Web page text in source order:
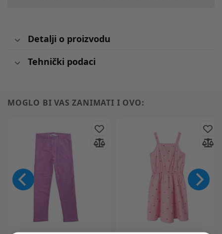
Detalji o proizvodu
Tehnički podaci
MOGLO BI VAS ZANIMATI I OVO: